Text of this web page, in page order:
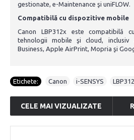
gestionate, e-Maintenance şi uniFLOW.
Compatibilă cu dispozitive mobile
Canon LBP312x este compatibilă
tehnologii mobile şi cloud, inclusiv
Business, Apple AirPrint, Mopria şi
Etichete: Canon i-SENSYS
CELE MAI VIZUALIZATE